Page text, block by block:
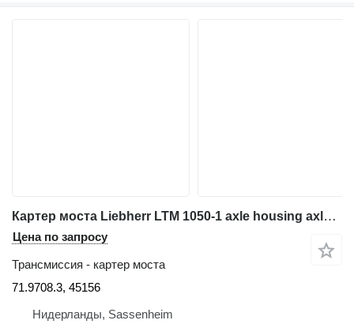
Картер моста Liebherr LTM 1050-1 axle housing axle 3 71.9708.3, 45156 для автокрана
Цена по запросу
Трансмиссия - картер моста
71.9708.3, 45156
Нидерланды, Sassenheim